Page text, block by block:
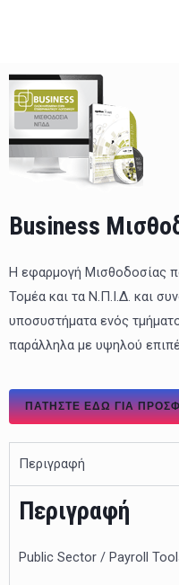
Business
Η εφαρμογή Μισθοδοσίας
Τομέα και τα Ν.Π.Ι.Δ. και
υποσυστήματα ενός
παράλληλα με υψηλού
ΠΑΤΉΣΤΕ ΕΔΏ ΓΙΑ
Περιγραφή
Περιγραφή
Public Sector / Payroll